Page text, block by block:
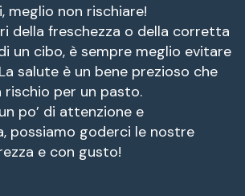
meglio non rischiare!
della freschezza o della corretta
un cibo, è sempre meglio evitare
salute è un bene prezioso che
rischio per un pasto.
po’ di attenzione e
possiamo goderci le nostre
e con gusto!